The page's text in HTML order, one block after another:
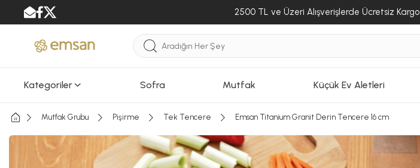
2500 TL ve Üzeri Alışverişlerde Ücretsiz Kargo
Kategoriler Sofra Mutfak Küçük Ev Aletleri
Mutfak Grubu Pişirme Tek Tencere Emsan Titanium Granit Derin Tencere 16 cm